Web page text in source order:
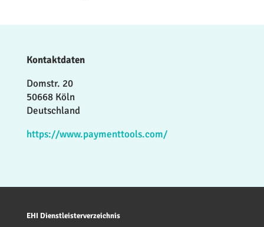
Kontaktdaten
Domstr. 20
50668 Köln
Deutschland
https://www.paymenttools.com/
EHI Dienstleisterverzeichnis